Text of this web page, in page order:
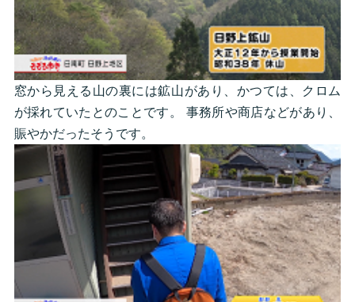
窓から見える山の裏には鉱山があり、かつては、クロム
が採れていたとのことです。 事務所や商店などがあり、
賑やかだったそうです。